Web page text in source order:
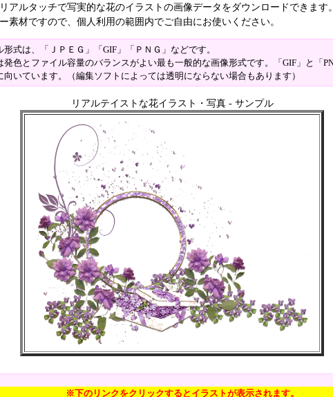
アルタッチで写実的な花のイラストの画像データをダウンロードできます。
素材ですので、個人利用の範囲内でご自由にお使いください。
式は、「ＪＰＥＧ」「GIF」「ＰＮＧ」などです。
発色とファイル容量のバランスがよい最も一般的な画像形式です。「GIF」と「
向いています。（編集ソフトによっては透明にならない場合もあります）
リアルテイストな花イラスト・写真 - サンプル
※下のリンクをクリックするとイラストが表示されます。